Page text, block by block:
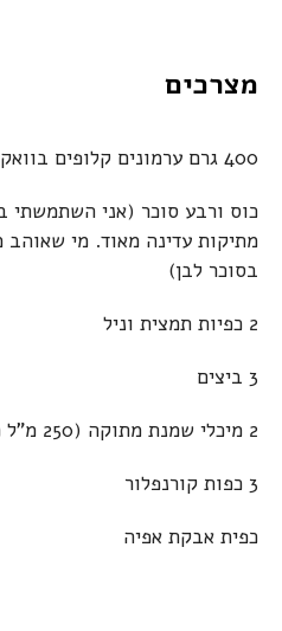
מצרכים
400 גרם ערמונים קלופים בוואקום
כוס ורבע סוכר (אני השתמשתי
מתיקות עדינה מאוד. מי
בסוכר לבן)
2 כפיות תמצית וניל
3 ביצים
2 מיכלי שמנת מתוקה (250 מ"ל כל אחד)
3 כפות קורנפלור
כפית אבקת אפיה